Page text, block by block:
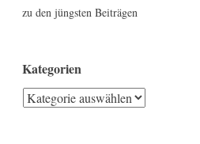
zu den jüngsten Beiträgen
Kategorien
Kategorien